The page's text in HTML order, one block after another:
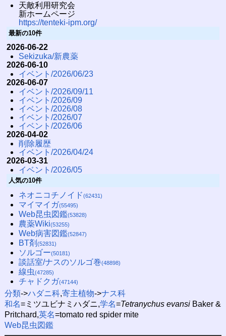
天敵利用研究会
新ホームページ
https://tenteki-ipm.org/
最新の10件
2026-06-22
Sekizuka/新農薬
2026-06-10
イベント/2026/06/23
2026-06-07
イベント/2026/09/11
イベント/2026/09
イベント/2026/08
イベント/2026/07
イベント/2026/06
2026-04-02
削除履歴
イベント/2026/04/24
2026-03-31
イベント/2026/05
人気の10件
ネオニコチノイド(62431)
マイマイガ(55495)
Web昆虫図鑑(53828)
農薬Wiki(53255)
Web病害図鑑(52847)
BT剤 (52831)
ソルゴー(50181)
談話室/ナスのソルゴ巻(48898)
線虫(47285)
チャドクガ(47144)
分類->ハダニ科,寄主植物->ナス科
和名=ミツユビナミハダニ,学名=Tetranychus evansiBaker &
Pritchard,英名=tomato red spider mite
Web昆虫図鑑